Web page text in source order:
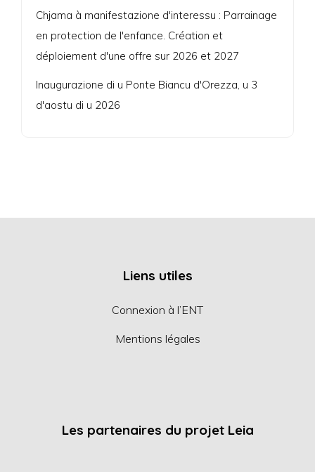
Chjama à manifestazione d'interessu : Parrainage
en protection de l'enfance. Création et
déploiement d'une offre sur 2026 et 2027
Inaugurazione di u Ponte Biancu d'Orezza, u 3
d'aostu di u 2026
Liens utiles
Connexion à l’ENT
Mentions légales
Les partenaires du projet Leia